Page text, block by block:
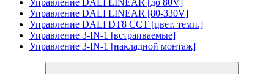
Управление DALI LINEAR [80-330V]
Управление DALI DT8 CCT [цвет. темп.]
Управление 3-IN-1 [встраиваемые]
Управление 3-IN-1 [накладной монтаж]